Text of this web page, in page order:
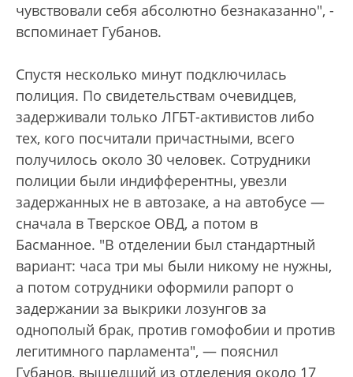
чувствовали себя абсолютно безнаказанно", -
вспоминает Губанов.
Спустя несколько минут подключилась
полиция. По свидетельствам очевидцев,
задерживали только ЛГБТ-активистов либо
тех, кого посчитали причастными, всего
получилось около 30 человек. Сотрудники
полиции были индифферентны, увезли
задержанных не в автозаке, а на автобусе —
сначала в Тверское ОВД, а потом в
Басманное. "В отделении был стандартный
вариант: часа три мы были никому не нужны,
а потом сотрудники оформили рапорт о
задержании за выкрики лозунгов за
однополый брак, против гомофобии и против
легитимного парламента", — пояснил
Губанов, вышедший из отделения около 17